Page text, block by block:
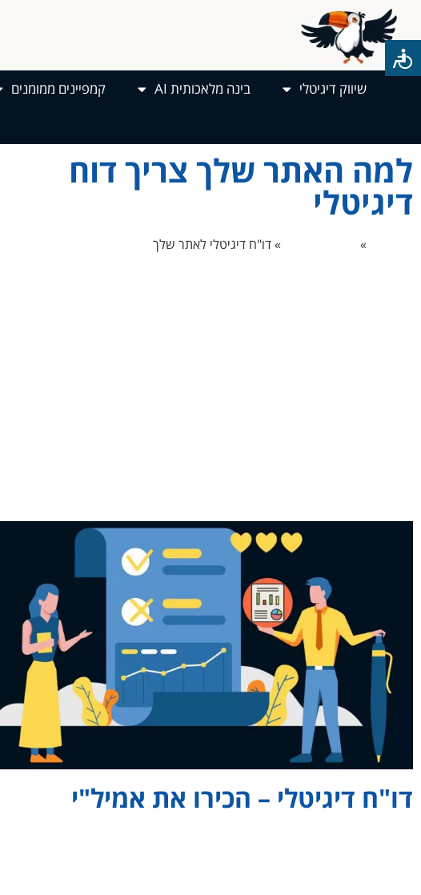
שיווק דיגיטלי בינה מלאכותית AI קמפיינים ממומנים
למה האתר שלך צריך דוח
דיגיטלי
»
»דו"ח דיגיטלי לאתר שלך
דו"ח דיגיטלי – הכירו את אמיל"י